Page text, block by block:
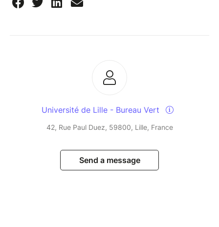
Université de Lille - Bureau Vert
42, Rue Paul Duez, 59800, Lille, France
Send a message